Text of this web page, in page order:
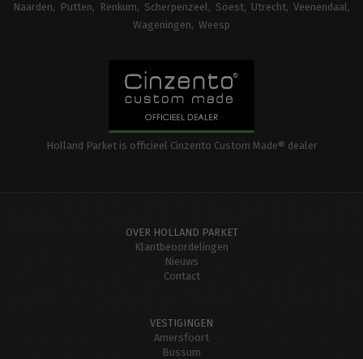
Naarden
Putten Renkum Scherpenzeel Soest Utrecht Veenendaal
Wageningen
Weesp
Holland Parket is officieel Cinzento Custom Made® dealer
OVER HOLLAND PARKET
Klantbeoordelingen
Nieuws
Contact
VESTIGINGEN
Amersfoort
Bussum